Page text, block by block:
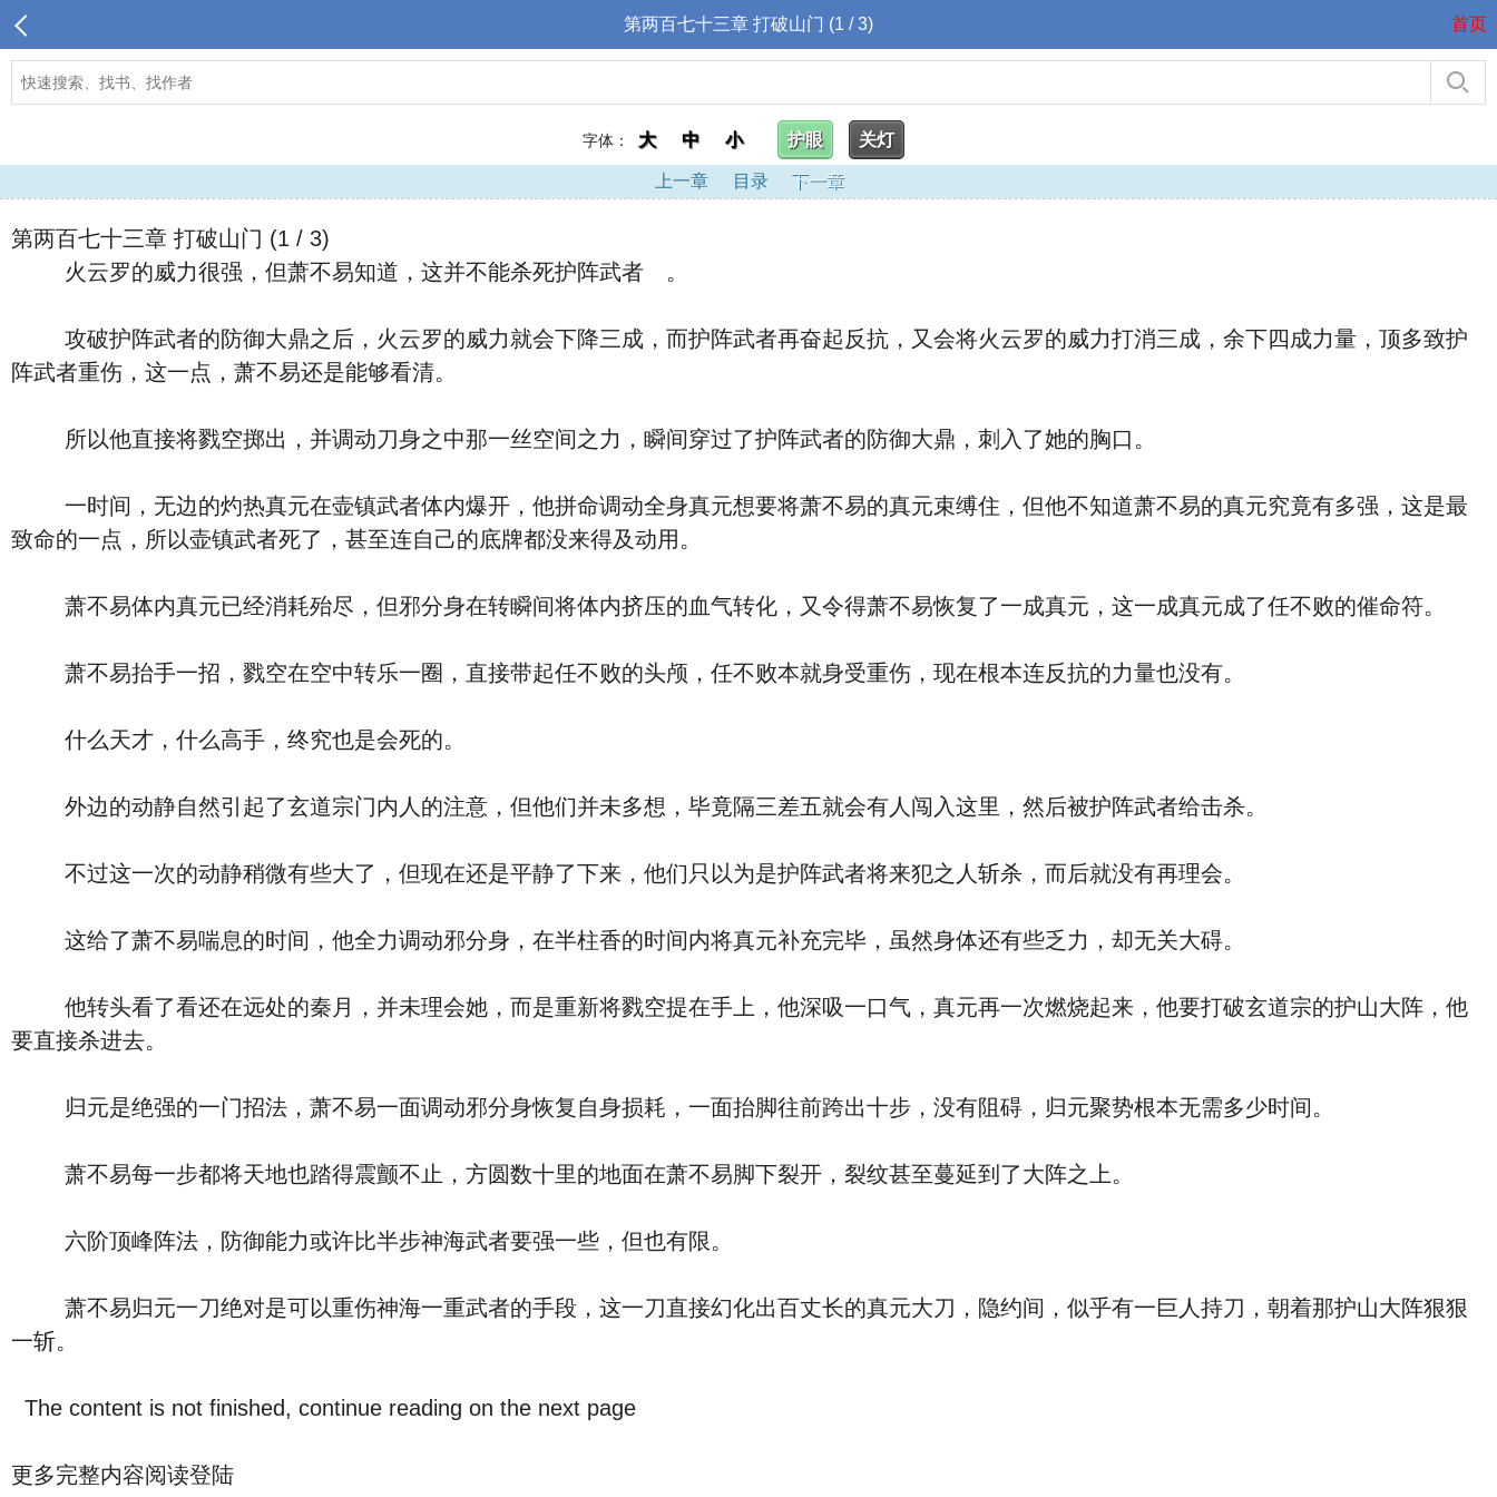
第两百七十三章 打破山门 (1 / 3) 首页
字体： 大 中 小 护眼 关灯
上一章 目录 下一章
第两百七十三章 打破山门 (1 / 3)
火云罗的威力很强，但萧不易知道，这并不能杀死护阵武者 。
攻破护阵武者的防御大鼎之后，火云罗的威力就会下降三成，而护阵武者再奋起反抗，又会将火云罗的威力打消三成，余下四成力量，顶多致护
阵武者重伤，这一点，萧不易还是能够看清。
所以他直接将戮空掷出，并调动刀身之中那一丝空间之力，瞬间穿过了护阵武者的防御大鼎，刺入了她的胸口。
一时间，无边的灼热真元在壶镇武者体内爆开，他拼命调动全身真元想要将萧不易的真元束缚住，但他不知道萧不易的真元究竟有多强，这是最
致命的一点，所以壶镇武者死了，甚至连自己的底牌都没来得及动用。
萧不易体内真元已经消耗殆尽，但邪分身在转瞬间将体内挤压的血气转化，又令得萧不易恢复了一成真元，这一成真元成了任不败的催命符。
萧不易抬手一招，戮空在空中转乐一圈，直接带起任不败的头颅，任不败本就身受重伤，现在根本连反抗的力量也没有。
什么天才，什么高手，终究也是会死的。
外边的动静自然引起了玄道宗门内人的注意，但他们并未多想，毕竟隔三差五就会有人闯入这里，然后被护阵武者给击杀。
不过这一次的动静稍微有些大了，但现在还是平静了下来，他们只以为是护阵武者将来犯之人斩杀，而后就没有再理会。
这给了萧不易喘息的时间，他全力调动邪分身，在半柱香的时间内将真元补充完毕，虽然身体还有些乏力，却无关大碍。
他转头看了看还在远处的秦月，并未理会她，而是重新将戮空提在手上，他深吸一口气，真元再一次燃烧起来，他要打破玄道宗的护山大阵，他
要直接杀进去。
归元是绝强的一门招法，萧不易一面调动邪分身恢复自身损耗，一面抬脚往前跨出十步，没有阻碍，归元聚势根本无需多少时间。
萧不易每一步都将天地也踏得震颤不止，方圆数十里的地面在萧不易脚下裂开，裂纹甚至蔓延到了大阵之上。
六阶顶峰阵法，防御能力或许比半步神海武者要强一些，但也有限。
萧不易归元一刀绝对是可以重伤神海一重武者的手段，这一刀直接幻化出百丈长的真元大刀，隐约间，似乎有一巨人持刀，朝着那护山大阵狠狠
一斩。
The content is not finished, continue reading on the next page
更多完整内容阅读登陆